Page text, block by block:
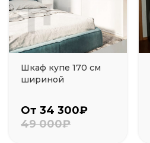
Шкаф купе 170 см
шириной
От 34 300₽
49 000₽